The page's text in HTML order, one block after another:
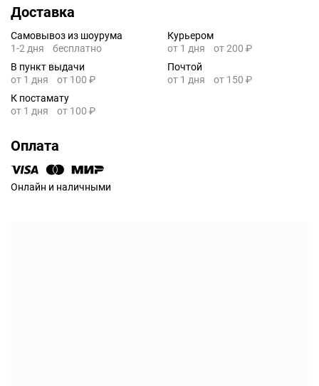
Доставка
Самовывоз из шоурума
1-2 дня
бесплатно
Курьером
от 1 дня
от 200 ₽
В пункт выдачи
от 1 дня
от 100 ₽
Почтой
от 1 дня
от 150 ₽
К постамату
от 1 дня
от 100 ₽
Оплата
Онлайн и наличными